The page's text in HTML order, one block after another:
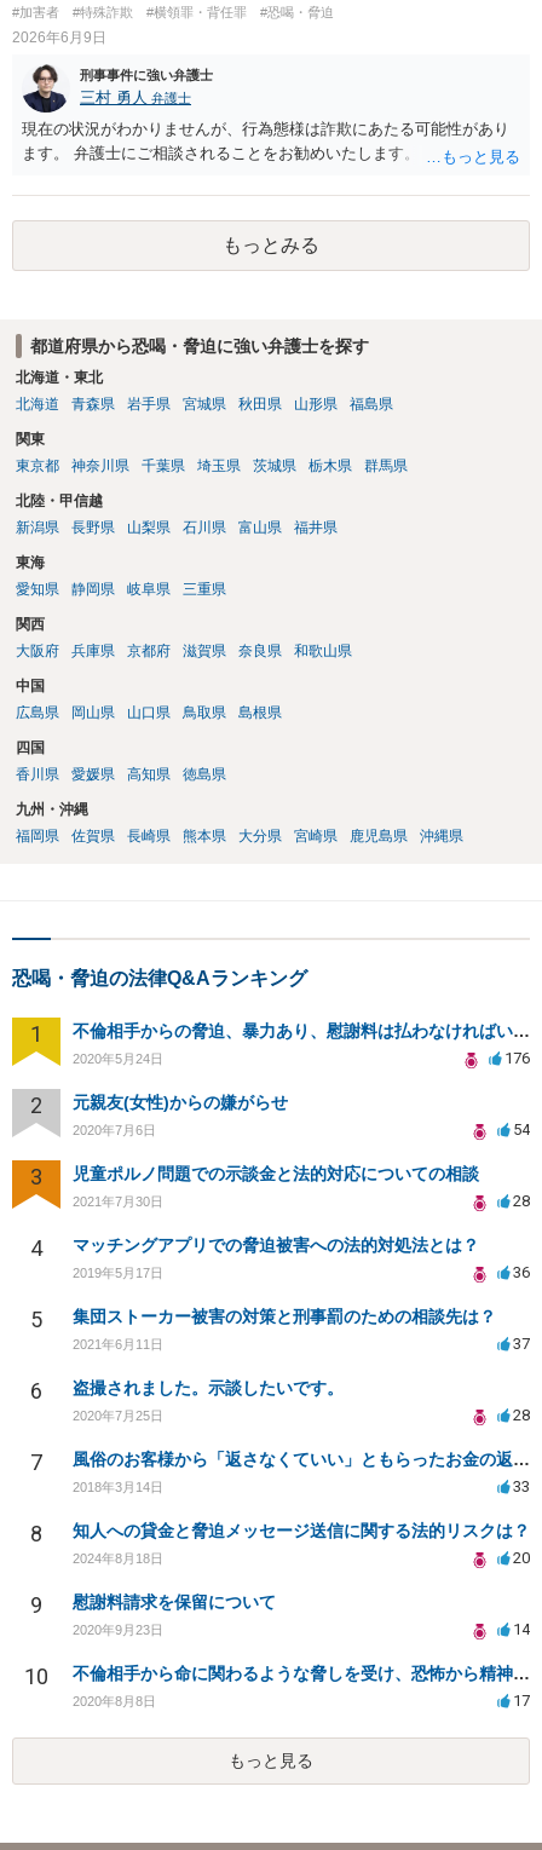
#加害者 #特殊詐欺 #横領罪・背任罪 #恐喝・脅迫
2026年6月9日
刑事事件に強い弁護士
三村 勇人 弁護士
現在の状況がわかりませんが、行為態様は詐欺にあたる可能性があり
ます。 弁護士にご相談されることをお勧めいたします。
もっとみる
都道府県から恐喝・脅迫に強い弁護士を探す
北海道・東北
北海道
青森県 岩手県 宮城県 秋田県 山形県 福島県
関東
東京都
神奈川県 千葉県 埼玉県 茨城県 栃木県 群馬県
北陸・甲信越
新潟県
長野県 山梨県 石川県 富山県 福井県
東海
愛知県
静岡県 岐阜県 三重県
関西
大阪府
兵庫県 京都府 滋賀県 奈良県 和歌山県
中国
広島県
岡山県 山口県 鳥取県 島根県
四国
香川県
愛媛県 高知県 徳島県
九州・沖縄
福岡県
佐賀県 長崎県 熊本県 大分県 宮崎県 鹿児島県 沖縄県
恐喝・脅迫の法律Q&Aランキング
1 不倫相手からの脅迫、暴力あり、慰謝料は払わなければいけませんか
2020年5月24日 176
2 元親友(女性)からの嫌がらせ
2020年7月6日 54
3 児童ポルノ問題での示談金と法的対応についての相談
2021年7月30日 28
4 マッチングアプリでの脅迫被害への法的対処法とは？
2019年5月17日 36
5 集団ストーカー被害の対策と刑事罰のための相談先は？
2021年6月11日 37
6 盗撮されました。示談したいです。
2020年7月25日 28
7 風俗のお客様から「返さなくていい」ともらったお金の返済を強要されています
2018年3月14日 33
8 知人への貸金と脅迫メッセージ送信に関する法的リスクは？
2024年8月18日 20
9 慰謝料請求を保留について
2020年9月23日 14
10 不倫相手から命に関わるような脅しを受け、恐怖から精神的にまいっています。
2020年8月8日 17
もっと見る